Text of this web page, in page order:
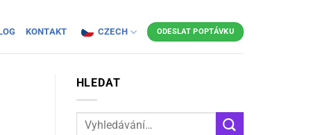
KONTAKT CZECH ODESLAT POPTÁVKU
HLEDAT